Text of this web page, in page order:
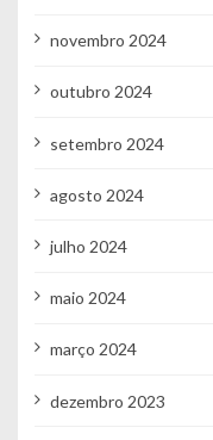
novembro 2024
outubro 2024
setembro 2024
agosto 2024
julho 2024
maio 2024
março 2024
dezembro 2023